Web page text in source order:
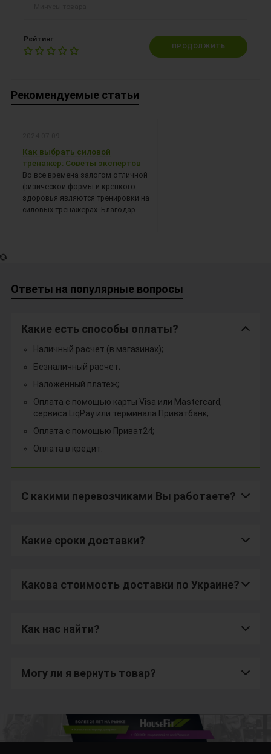
Рейтинг
ПРОДОЛЖИТЬ
Рекомендуемые статьи
Как выбрать силовой
тренажер: Советы экспертов
Во все времена залогом отличной
физической формы и крепкого
здоровья являются тренировки на
силовых тренажерах. Благодар...
Ответы на популярные вопросы
Какие есть способы оплаты?
Наличный расчет (в магазинах);
Безналичный расчет;
Наложенный платеж;
Оплата с помощью карты Visa или Mastercard,
сервиса LiqPay или терминала Приватбанк;
Оплата с помощью Приват24;
Оплата в кредит.
С какими перевозчиками Вы работаете?
Какие сроки доставки?
Какова стоимость доставки по Украине?
Как нас найти?
Могу ли я вернуть товар?